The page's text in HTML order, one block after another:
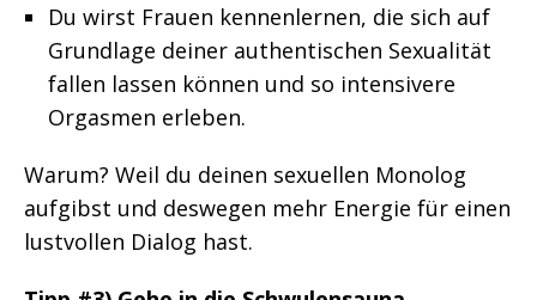
Du wirst Frauen kennenlernen, die sich auf
Grundlage deiner authentischen Sexualität
fallen lassen können und so intensivere
Orgasmen erleben.
Warum? Weil du deinen sexuellen Monolog
aufgibst und deswegen mehr Energie für einen
lustvollen Dialog hast.